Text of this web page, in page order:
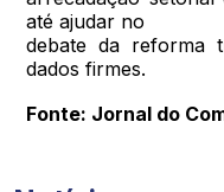
até ajudar no
debate da reforma
dados firmes.
Fonte: Jornal do